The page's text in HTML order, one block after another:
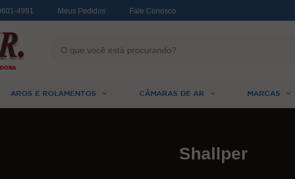
4991 Meus Pedidos Fale Conosco
AROS E ROLAMENTOS CÂMARAS DE AR MARCAS
Shallper